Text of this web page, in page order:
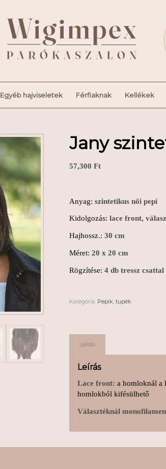
Egyéb hajviseletek Férfiaknak Kellékek
Jany
57,300 Ft
Anyag: szintetikus női pepi
Kidolgozás: lace front,
Hajhossz.: 30 cm
Méret: 20 x 20 cm
Rögzítése: 4 db tressz csattal
Kategória: Pepik, tupék
Leírás
Leírás
Lace front: a homloknál a
homlokból kifésülhető
Választéknál